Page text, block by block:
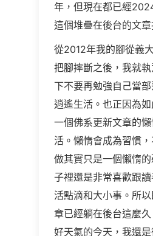
年，但現在都已經
這個堆疊在後台的文章
從2012年我的腳從義
把腳摔斷之後，我就
下不要再勉強自己當
逍遙生活。也正因為
一個佛系更新文章的
活。懶惰會成為習慣
做其實只是一個懶惰
子裡還是非常喜歡跟
活點滴和大小事。所
章已經躺在後台這麼
好天氣的今天，我還